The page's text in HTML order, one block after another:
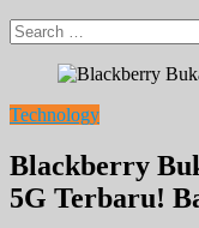
Search
for:
Technology
Blackberry
5G Terbaru!